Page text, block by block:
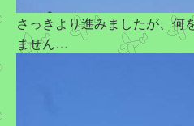
さっきより進みましたが、何
ません…